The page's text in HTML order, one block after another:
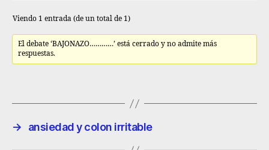
Viendo 1 entrada (de un total de 1)
El debate ‘BAJONAZO…………’ está cerrado y no admite más
respuestas.
→ ansiedad y colon irritable